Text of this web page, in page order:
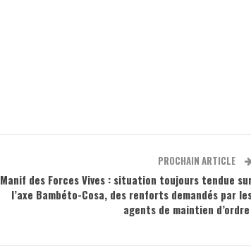
PROCHAIN ARTICLE
Manif des Forces Vives : situation toujours tendue
l’axe Bambéto-Cosa, des renforts demandés par
agents de maintien d’ordre